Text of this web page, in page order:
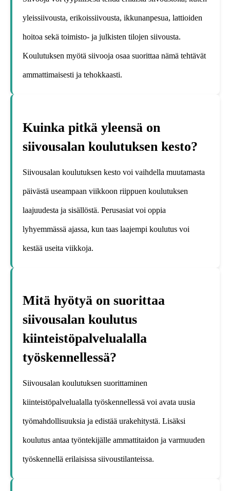
yleissiivousta, erikoissiivousta, ikkunanpesua, lattioiden
hoitoa sekä toimisto- ja julkisten tilojen siivousta.
Koulutuksen myötä siivooja osaa suorittaa nämä tehtävät
ammattimaisesti ja tehokkaasti.
Kuinka pitkä yleensä on
siivousalan koulutuksen kesto?
Siivousalan koulutuksen kesto voi vaihdella muutamasta
päivästä useampaan viikkoon riippuen koulutuksen
laajuudesta ja sisällöstä. Perusasiat voi oppia
lyhyemmässä ajassa, kun taas laajempi koulutus voi
kestää useita viikkoja.
Mitä hyötyä on suorittaa
siivousalan koulutus
kiinteistöpalvelualalla
työskennellessä?
Siivousalan koulutuksen suorittaminen
kiinteistöpalvelualalla työskennellessä voi avata uusia
työmahdollisuuksia ja edistää urakehitystä. Lisäksi
koulutus antaa työntekijälle ammattitaidon ja varmuuden
työskennellä erilaisissa siivoustilanteissa.